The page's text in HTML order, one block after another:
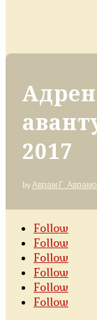
2017
byАврам Г.
Follow
Follow
Follow
Follow
Follow
Follow